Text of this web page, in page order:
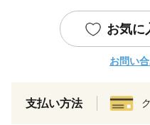
お気に
お問い
支払い方法